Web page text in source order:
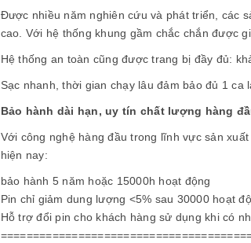
Được nhiều năm nghiên cứu và phát triển, các
cao. Với hệ thống khung gầm chắc chắn được
Hệ thống an toàn cũng được trang bị đầy đủ:
Sạc nhanh, thời gian chạy lâu đảm bảo đủ 1 ca
Bảo hành dài hạn, uy tín chất lượng hàng
Với công nghệ hàng đầu trong lĩnh vực sản
hiện nay:
bảo hành 5 năm hoặc 15000h hoạt động
Pin chỉ giảm dung lượng <5% sau 30000 hoạt
Hỗ trợ đổi pin cho khách hàng sử dụng khi có